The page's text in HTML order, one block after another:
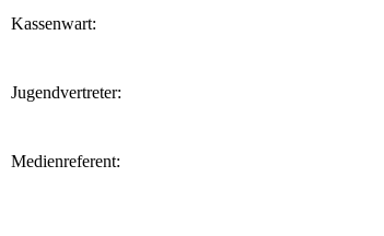
Kassenwart:
Jugendvertreter:
Medienreferent: